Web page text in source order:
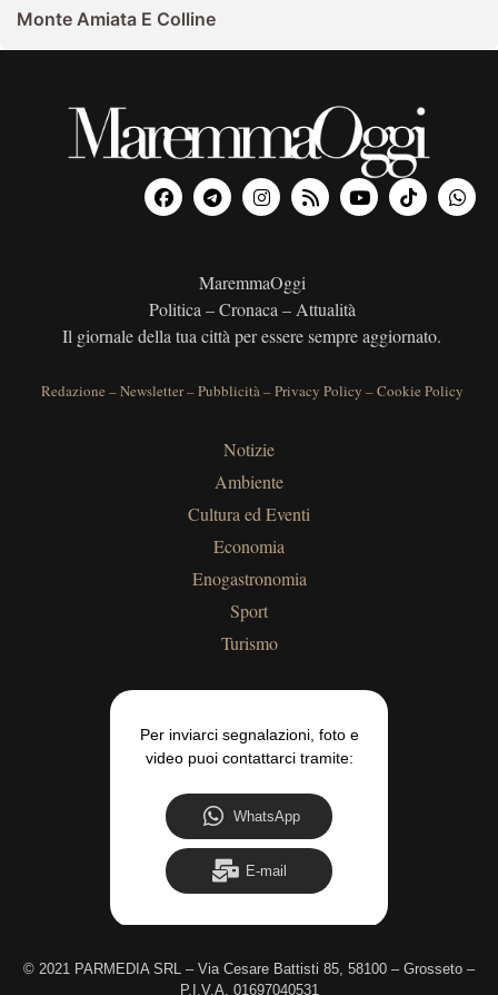
Monte Amiata E Colline
MaremmaOggi
Politica – Cronaca – Attualità
Il giornale della tua città per essere sempre aggiornato.
Redazione –Newsletter–Pubblicità–Privacy Policy –Cookie Policy
Notizie
Ambiente
Cultura ed Eventi
Economia
Enogastronomia
Sport
Turismo
Per inviarci segnalazioni, foto e
video puoi contattarci tramite:
WhatsApp
E-mail
© 2021 PARMEDIA SRL – Via Cesare Battisti 85, 58100 – Grosseto –
P.I.V.A. 01697040531